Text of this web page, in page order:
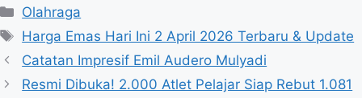
K
a
e
g
Olahraga
T
a
Harga Emas Hari Ini 2 April 2026 Terbaru & Update
Catatan Impresif Emil Audero Mulyadi
Resmi Dibuka! 2.000 Atlet Pelajar Siap Rebut 1.081